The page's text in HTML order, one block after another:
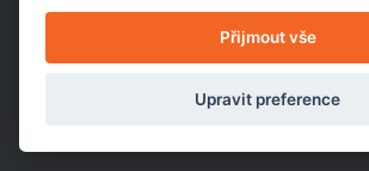
Dotace
Nastavení cookies
Jednota Hlinsko . Všechna
Přijmout vše
Upravit preference